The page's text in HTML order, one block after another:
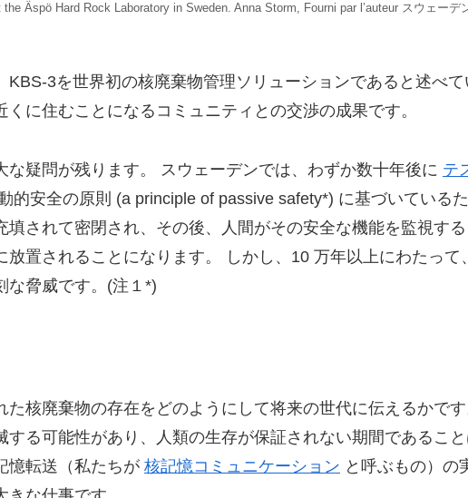
Äspö Hard Rock Laboratory in Sweden. Anna Storm, Fourni par l’auteur スウェー
KBS-3を世界初の核廃棄物管理ソリューションであると述べ
に住むことになるコミュニティとの交渉の成果です。
な疑問が残ります。 スウェーデンでは、わずか数十年後に テ
的安全の原則 (a principle of passive safety*) に基づいている
填されて密閉され、その後、人間がその安全な機能を監視す
放置されることになります。 しかし、10 万年以上にわたっ
な脅威です。(注１*)
た核廃棄物の存在をどのようにして将来の世代に伝えるかで
する可能性があり、人類の生存が保証されない期間であるこ
憶転送（私たちが 核記憶コミュニケーション と呼ぶもの）の